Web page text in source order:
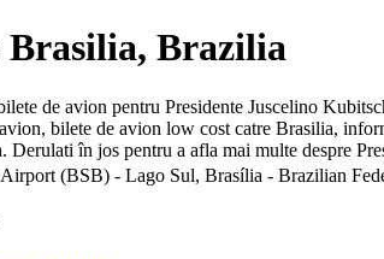
Brasilia, Brazilia
de avion pentru Presidente Juscelino
bilete de avion low cost catre Brasilia,
în jos pentru a afla mai multe despre
(BSB) - Lago Sul, Brasília - Brazilian